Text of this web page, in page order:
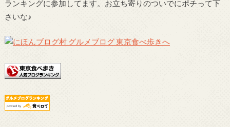
ランキングに参加してます。お立ち寄りのついでにポチって下
さいな♪